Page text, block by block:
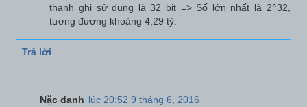
thanh ghi sử dụng là 32 bit => Số lớn nhất là 2^32,
tương đương khoảng 4,29 tỷ.
Trả lời
Nặc danh lúc 20:52 9 tháng 6, 2016